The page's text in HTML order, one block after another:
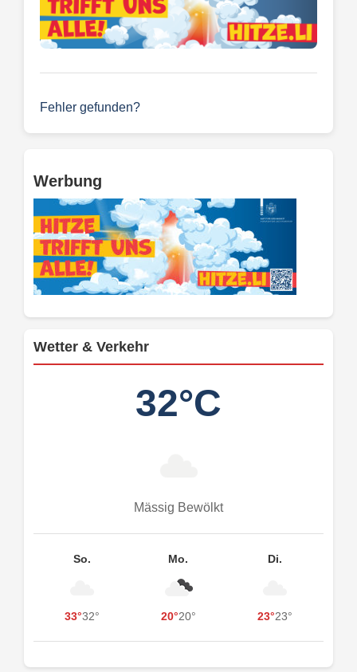
Fehler gefunden?
Werbung
Wetter & Verkehr
32°C
Mässig Bewölkt
So.
33°32°
Mo.
20°20°
Di.
23°23°